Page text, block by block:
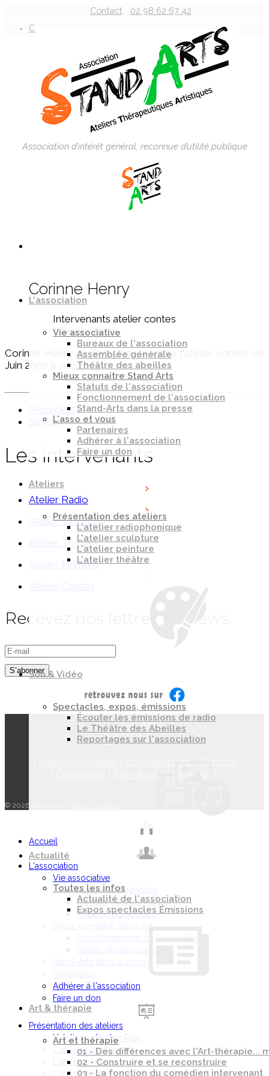
Contact 02 98 62 67 42
Connexion
Association d’intérêt général, reconnue d’utilité publique
L'association
Vie associative
Bureaux de l'association
Assemblée générale
Théâtre des abeilles
Mieux connaitre Stand Arts
Statuts de l'association
Fonctionnement de l'association
Stand-Arts dans la presse
L'asso et vous
Partenaires
Adhérer à l'association
Faire un don
Ateliers
Présentation des ateliers
L'atelier radiophonique
L'atelier sculpture
L'atelier peinture
L'atelier théâtre
Son & Vidéo
Spectacles, expos, émissions
Écouter les émissions de radio
Le Théâtre des Abeilles
Reportages sur l'association
Actualité
Toutes les infos
Actualité de l'association
Expos spectacles Émissions
Art & thérapie
Art et thérapie
01 - Des différences avec l'Art-thérapie...
02 - Construire et se reconstruire
03 - La fonction du comédien intervenant
Corinne Henry
Intervenants atelier contes
1 février 2021
Corinne Henry de Penvenan a animé l'atelier contes de
Juin 2000 à Juin 2001
Précédent
Suivant
Les intervenants
Atelier Radio
Atelier Sculpture
Atelier Théâtre
Atelier Peinture
Recevez nos lettres de news
© 2026 Stand Arts -
Accueil
L'association
Vie associative
Assemblée générale
Bureaux de l'association
Théâtre des abeilles
Adhérer à l'association
Faire un don
Présentation des ateliers
L'atelier radiophonique
L'atelier sculpture
L'atelier peinture
L'atelier théâtre